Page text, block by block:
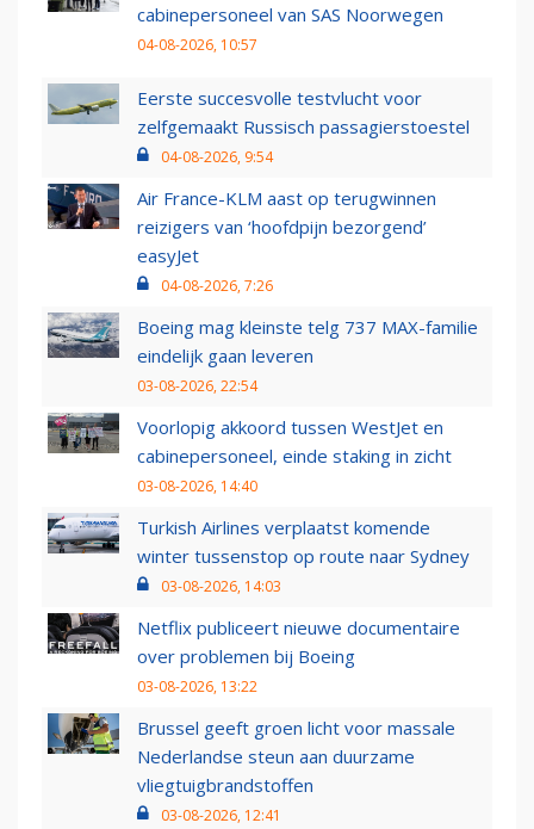
cabinepersoneel van SAS Noorwegen
04-08-2026, 10:57
Eerste succesvolle testvlucht voor
zelfgemaakt Russisch passagierstoestel
04-08-2026, 9:54
Air France-KLM aast op terugwinnen
reizigers van ‘hoofdpijn bezorgend’
easyJet
04-08-2026, 7:26
Boeing mag kleinste telg 737 MAX-familie
eindelijk gaan leveren
03-08-2026, 22:54
Voorlopig akkoord tussen WestJet en
cabinepersoneel, einde staking in zicht
03-08-2026, 14:40
Turkish Airlines verplaatst komende
winter tussenstop op route naar Sydney
03-08-2026, 14:03
Netflix publiceert nieuwe documentaire
over problemen bij Boeing
03-08-2026, 13:22
Brussel geeft groen licht voor massale
Nederlandse steun aan duurzame
vliegtuigbrandstoffen
03-08-2026, 12:41